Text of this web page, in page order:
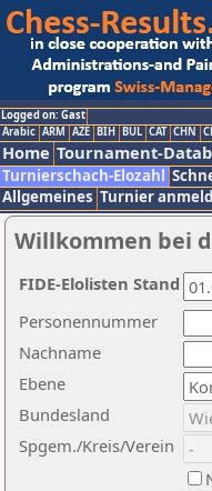
Logged on: Gast
Arabic ARM AZE BIH BUL CAT CHN
Home Tournament-
Turnierschach-Elozahl
Allgemeines Turnier
Willkommen bei
Nachname
Ebene
Personennummer
Bundesland
Spgem./Kreis/Verein
FIDE-Elolisten Stand